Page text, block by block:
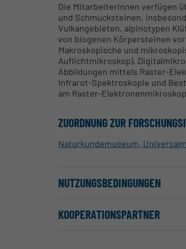
Die MitarbeiterInnen verfügen
und Schmucksteinen,
Vulkangebieten, alpinotypen
von biogenen Körpersteinen
Makroskopische und
Auflichtmikroskop),
Abbildungen mittels Raster-
Infrarot-Spektroskopie und
am Raster-
ZUORDNUNG ZUR
Naturkundemuseum,
NUTZUNGSBEDINGUNGEN
KOOPERATIONSPARTNER